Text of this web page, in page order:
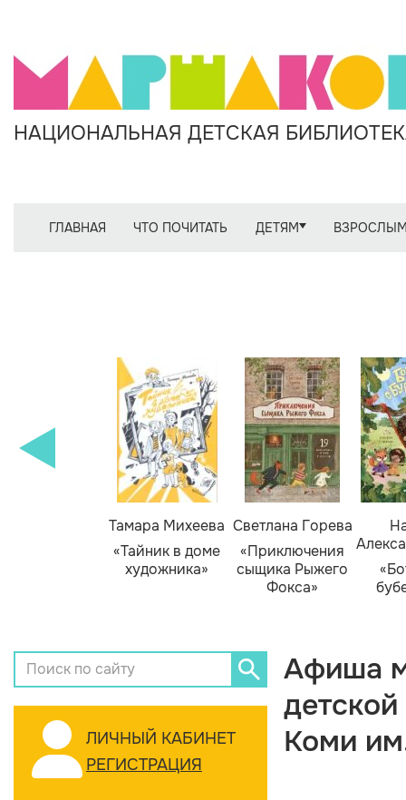
НАЦИОНАЛЬНАЯ ДЕТСКАЯ
ГЛАВНАЯ ЧТО ПОЧИТАТЬ ДЕТЯМ
Тамара Михеева
«Тайник в доме
художника»
Светлана Горева
«Приключения
сыщика Рыжего
Фокса»
ЛИЧНЫЙ КАБИНЕТ
РЕГИСТРАЦИЯ
Афиша
Коми